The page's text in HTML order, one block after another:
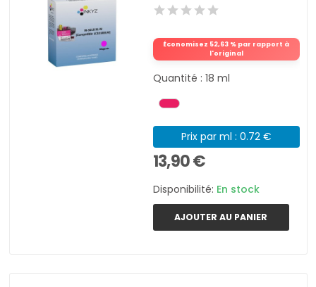
Économisez 52,63 % par rapport à
l'original
Quantité : 18 ml
Prix par ml : 0.72 €
13,90 €
Disponibilité: En stock
AJOUTER AU PANIER